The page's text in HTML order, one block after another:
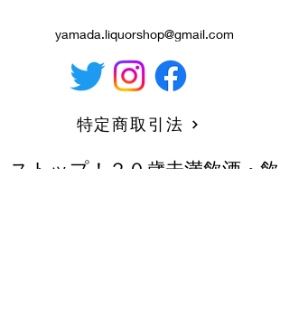
yamada.liquorshop@gmail.com
特定商取引法
ストップ！２０歳未満飲酒・飲